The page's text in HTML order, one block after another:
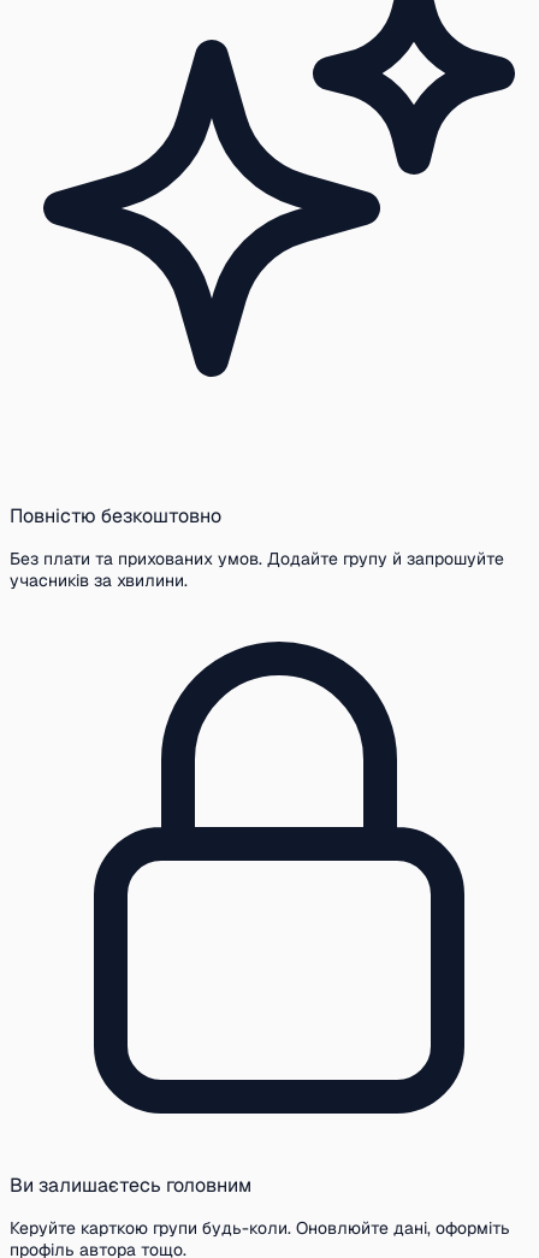
Повністю безкоштовно
Без плати та прихованих умов. Додайте групу й запрошуйте
учасників за хвилини.
Ви залишаєтесь головним
Керуйте карткою групи будь-коли. Оновлюйте дані, оформіть
профіль автора тощо.